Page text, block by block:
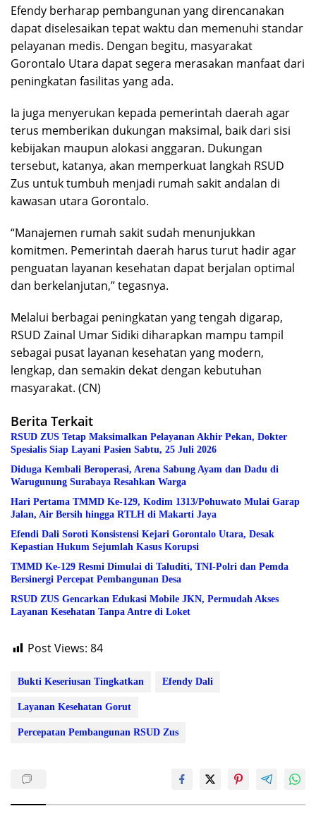
Efendy berharap pembangunan yang direncanakan
dapat diselesaikan tepat waktu dan memenuhi standar
pelayanan medis. Dengan begitu, masyarakat
Gorontalo Utara dapat segera merasakan manfaat dari
peningkatan fasilitas yang ada.
Ia juga menyerukan kepada pemerintah daerah agar
terus memberikan dukungan maksimal, baik dari sisi
kebijakan maupun alokasi anggaran. Dukungan
tersebut, katanya, akan memperkuat langkah RSUD
Zus untuk tumbuh menjadi rumah sakit andalan di
kawasan utara Gorontalo.
“Manajemen rumah sakit sudah menunjukkan
komitmen. Pemerintah daerah harus turut hadir agar
penguatan layanan kesehatan dapat berjalan optimal
dan berkelanjutan,” tegasnya.
Melalui berbagai peningkatan yang tengah digarap,
RSUD Zainal Umar Sidiki diharapkan mampu tampil
sebagai pusat layanan kesehatan yang modern,
lengkap, dan semakin dekat dengan kebutuhan
masyarakat. (CN)
Berita Terkait
RSUD ZUS Tetap Maksimalkan Pelayanan Akhir Pekan, Dokter
Spesialis Siap Layani Pasien Sabtu, 25 Juli 2026
Diduga Kembali Beroperasi, Arena Sabung Ayam dan Dadu di
Warugunung Surabaya Resahkan Warga
Hari Pertama TMMD Ke-129, Kodim 1313/Pohuwato Mulai Garap
Jalan, Air Bersih hingga RTLH di Makarti Jaya
Efendi Dali Soroti Konsistensi Kejari Gorontalo Utara, Desak
Kepastian Hukum Sejumlah Kasus Korupsi
TMMD Ke-129 Resmi Dimulai di Taluditi, TNI-Polri dan Pemda
Bersinergi Percepat Pembangunan Desa
RSUD ZUS Gencarkan Edukasi Mobile JKN, Permudah Akses
Layanan Kesehatan Tanpa Antre di Loket
Post Views: 84
Bukti Keseriusan Tingkatkan Efendy Dali
Layanan Kesehatan Gorut
Percepatan Pembangunan RSUD Zus